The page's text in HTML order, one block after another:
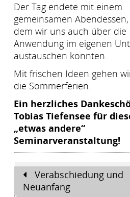
Der Tag endete mit einem
gemeinsamen
dem wir uns auch über die
Anwendung im eigenen
austauschen konnten.
Mit frischen Ideen gehen
die Sommerferien.
Ein herzliches
Tobias Tiefensee für
„etwas andere“
Seminarveranstaltung!
Verabschiedung und
Neuanfang